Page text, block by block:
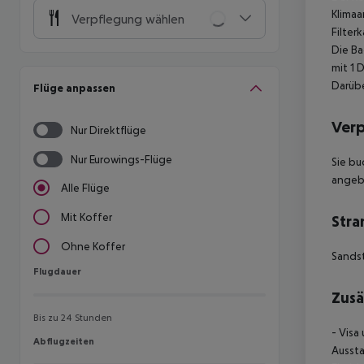
Verpflegung wählen
Flüge anpassen
Nur Direktflüge
Nur Eurowings-Flüge
Alle Flüge
Mit Koffer
Ohne Koffer
Flugdauer
Flugdauer
Bis zu 24 Stunden
Abflugzeiten
Abflugzeiten
Die
mit 1
Sie
- Visa